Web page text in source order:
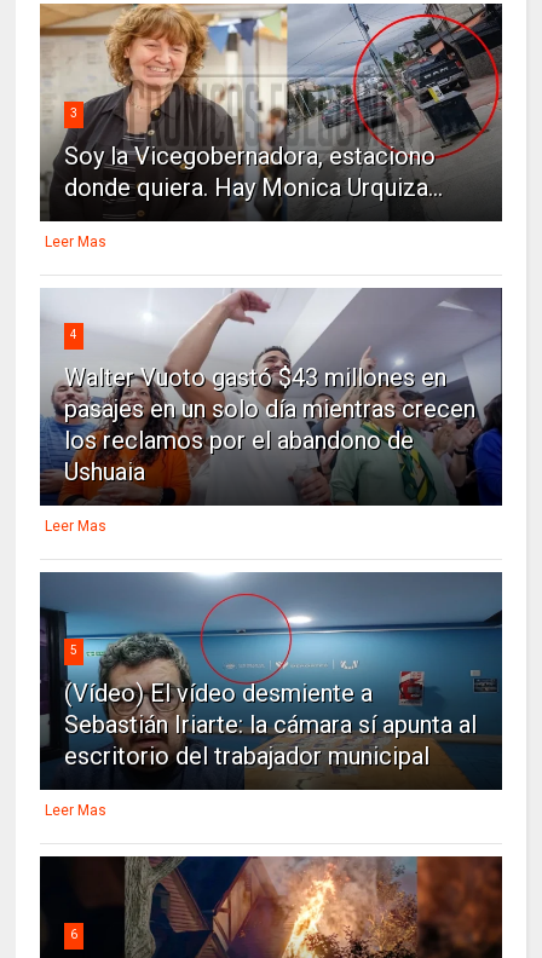
3
Soy la Vicegobernadora, estaciono
donde quiera. Hay Monica Urquiza...
Leer Mas
4
Walter Vuoto gastó $43 millones en
pasajes en un solo día mientras crecen
los reclamos por el abandono de
Ushuaia
Leer Mas
5
(Vídeo) El vídeo desmiente a
Sebastián Iriarte: la cámara sí apunta al
escritorio del trabajador municipal
Leer Mas
6